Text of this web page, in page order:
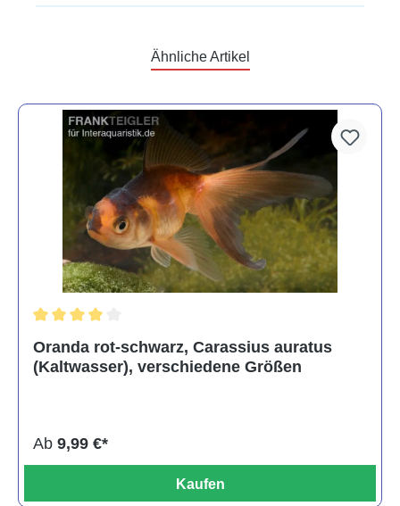
Ähnliche Artikel
Oranda rot-schwarz, Carassius auratus
(Kaltwasser), verschiedene Größen
Ab 9,99 €*
Kaufen